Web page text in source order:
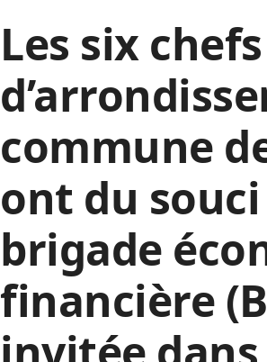
Les six chefs
commune
ont du
brigade
financière